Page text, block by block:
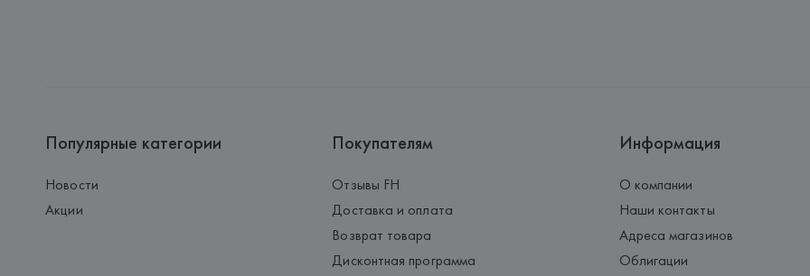
Популярные категории
Новости
Акции
Покупателям
Отзывы FH
Доставка и оплата
Возврат товара
Дисконтная программа
Информация
О компании
Наши контакты
Адреса магазинов
Облигации